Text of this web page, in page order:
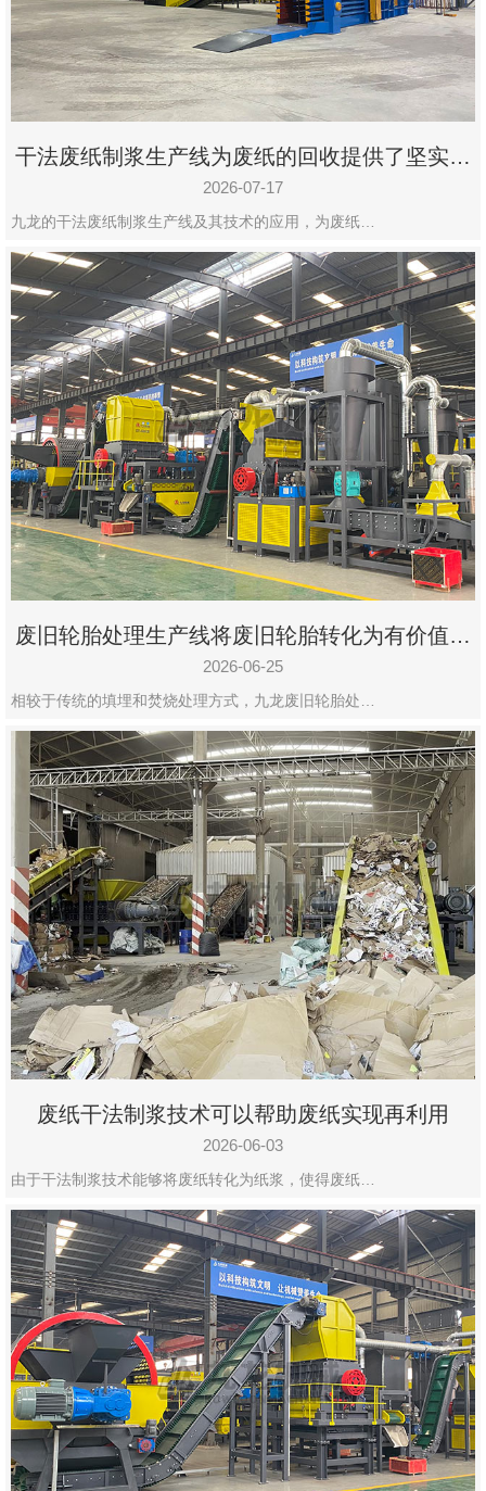
号-1
干法废纸制浆生产线为废纸的回收提供了坚实的
保障
2026-07-17
九龙的干法废纸制浆生产线及其技术的应用，为废纸…
废旧轮胎处理生产线将废旧轮胎转化为有价值的
资源
2026-06-25
相较于传统的填埋和焚烧处理方式，九龙废旧轮胎处…
废纸干法制浆技术可以帮助废纸实现再利用
2026-06-03
由于干法制浆技术能够将废纸转化为纸浆，使得废纸…